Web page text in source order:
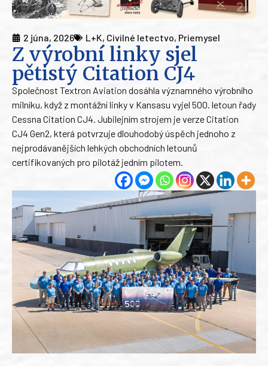
2 júna, 2026 L+K, Civilné letectvo, Priemysel
Z výrobní linky sjel
pětistý Citation CJ4
Společnost Textron Aviation dosáhla významného výrobního
milníku, když z montážní linky v Kansasu vyjel 500. letoun řady
Cessna Citation CJ4. Jubilejním strojem je verze Citation
CJ4 Gen2, která potvrzuje dlouhodobý úspěch jednoho z
nejprodávanějších lehkých obchodních letounů
certifikovaných pro pilotáž jedním pilotem.